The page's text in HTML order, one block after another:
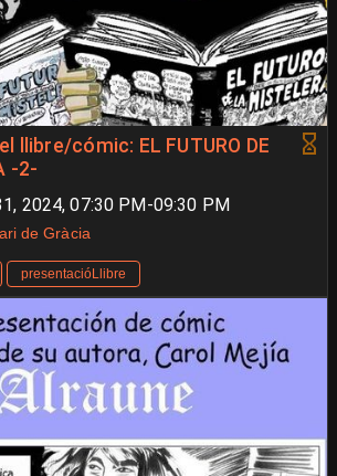
llibre/cómic: EL FUTURO DE
-2-
2024, 07:30 PM-09:30 PM
de Gràcia
presentacióLlibre